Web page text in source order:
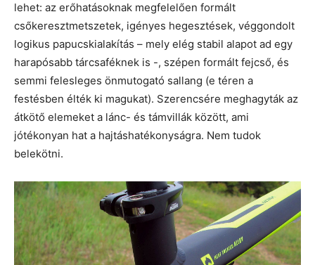
lehet: az erőhatásoknak megfelelően formált
csőkeresztmetszetek, igényes hegesztések, véggondolt
logikus papucskialakítás – mely elég stabil alapot ad egy
harapósabb tárcsaféknek is -, szépen formált fejcső, és
semmi felesleges önmutogató sallang (e téren a
festésben élték ki magukat). Szerencsére meghagyták az
átkötő elemeket a lánc- és támvillák között, ami
jótékonyan hat a hajtáshatékonyságra. Nem tudok
belekötni.